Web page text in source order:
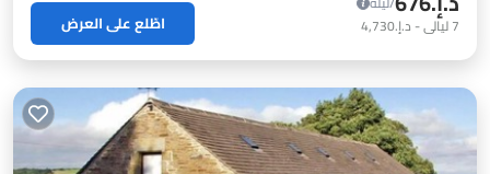
7ليالي- د.إ.‏4,730 اطّلع على العرض